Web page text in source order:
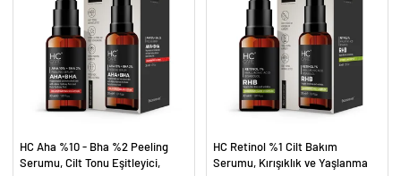
HC Aha %10 - Bha %2 Peeling
Serumu, Cilt Tonu Eşitleyici,
HC Retinol %1 Cilt Bakım
Serumu, Kırışıklık ve Yaşlanma